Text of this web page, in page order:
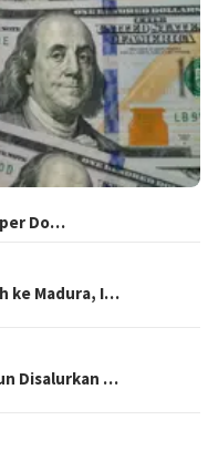
per Do…
ke Madura, I…
Disalurkan …